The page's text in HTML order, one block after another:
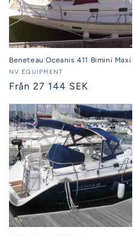
Beneteau Oceanis 411 Bimini Maxi
Säljare:
NV EQUIPMENT
Ordinarie
Från 27 144 SEK